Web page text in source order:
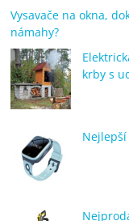
Vysavače na okna,
námahy?
krby s